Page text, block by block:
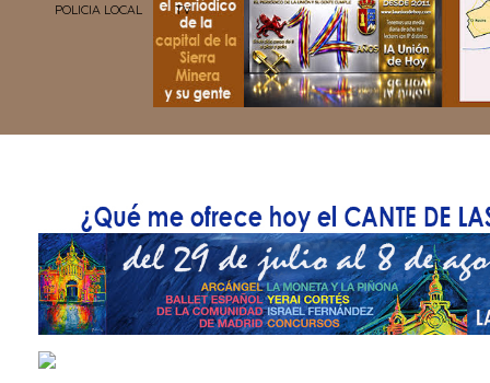
POLICIA LOCAL TV